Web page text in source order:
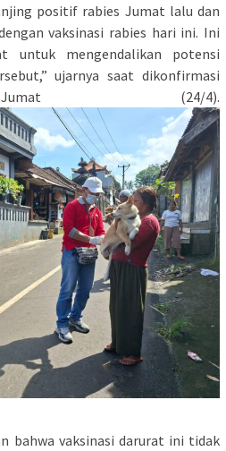
positif rabies Jumat lalu dan
vaksinasi rabies hari ini. Ini
untuk mengendalikan potensi
ujarnya saat dikonfirmasi
(24/4).
bahwa vaksinasi darurat ini tidak